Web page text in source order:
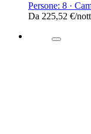
Persone: 8 ·
Da 225,52 €/